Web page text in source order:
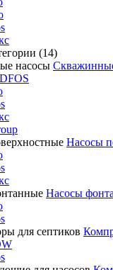
(14)
Насосы
Насосы